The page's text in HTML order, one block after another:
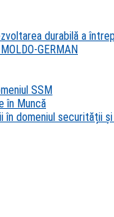
durabilă a
GERMAN
SSM
în Muncă
domeniul securității